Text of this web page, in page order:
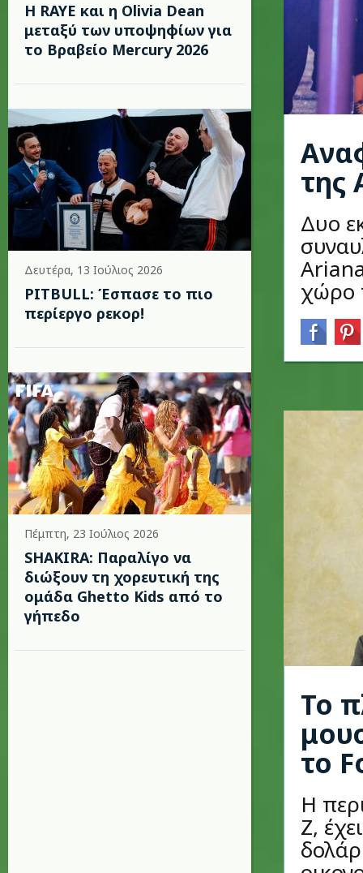
Η RAYE και η Olivia Dean
μεταξύ των υποψηφίων για
το Βραβείο Mercury 2026
Δευτέρα, 13 Ιούλιος 2026
PITBULL: Έσπασε το πιο
περίεργο ρεκορ!
Πέμπτη, 23 Ιούλιος 2026
SHAKIRA: Παραλίγο να
διώξουν τη χορευτική της
ομάδα Ghetto Kids από το
γήπεδο
της
Δυο
χώρο
Το
το
Η
Z,